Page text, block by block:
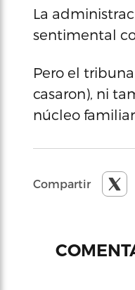
La
sentimental
Pero el
casaron), ni
núcleo
Compartir